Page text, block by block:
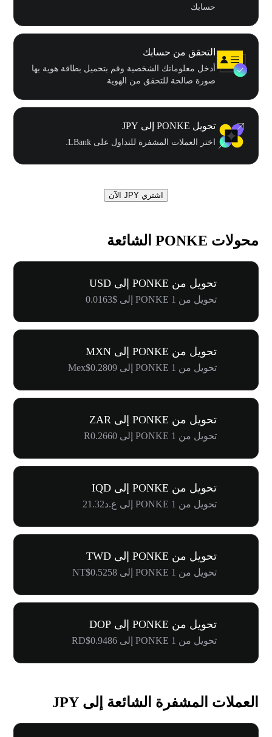
حسابك
التحقق من حسابك
أدخل معلوماتك الشخصية وقم بتحميل بطاقة هوية بها
صورة صالحة للتحقق من الهوية
تحويل PONKE إلى JPY
اختر العملات المشفرة للتداول على LBank.
اشتري JPY الآن
محولات PONKE الشائعة
تحويل من PONKE إلى USD
تحويل من 1 PONKE إلى $0.0163
تحويل من PONKE إلى MXN
تحويل من 1 PONKE إلى Mex$0.2809
تحويل من PONKE إلى ZAR
تحويل من 1 PONKE إلى R0.2660
تحويل من PONKE إلى IQD
تحويل من 1 PONKE إلى ع.د21.32
تحويل من PONKE إلى TWD
تحويل من 1 PONKE إلى NT$0.5258
تحويل من PONKE إلى DOP
تحويل من 1 PONKE إلى RD$0.9486
العملات المشفرة الشائعة إلى JPY